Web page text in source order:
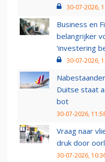
30-07-2026,
Business en
belangrijker
‘investering
30-07-2026,
Duitse staat
bot
30-07-2026,
Vraag naar
druk door
30-07-2026,